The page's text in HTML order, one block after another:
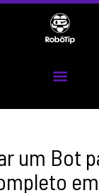
Menu
um Bot